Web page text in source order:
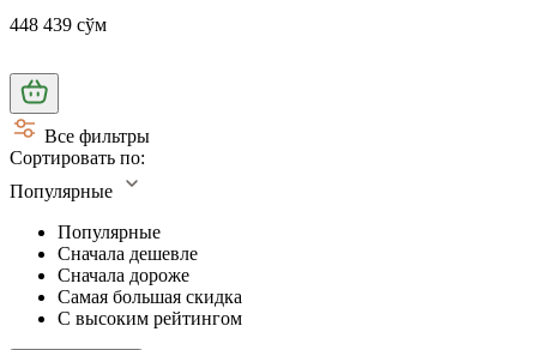
448 439 сўм
Все фильтры
Сортировать по:
Популярные
Популярные
Сначала дешевле
Сначала дороже
Самая большая скидка
С высоким рейтингом